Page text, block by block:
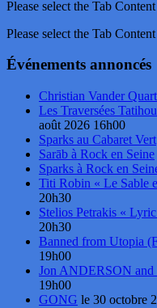
Please select the Tab
Please select the Tab
Événements annoncés
Christian Vander
Les Traversées
août 2026 16h00
Sparks au Cabaret Vert
Sarāb à Rock en Seine
Sparks à Rock en
Titi Robin « Le Sable
20h30
Stelios Petrakis «
20h30
Banned from Utopia
19h00
Jon ANDERSON and
19h00
GONG le 30 octobre